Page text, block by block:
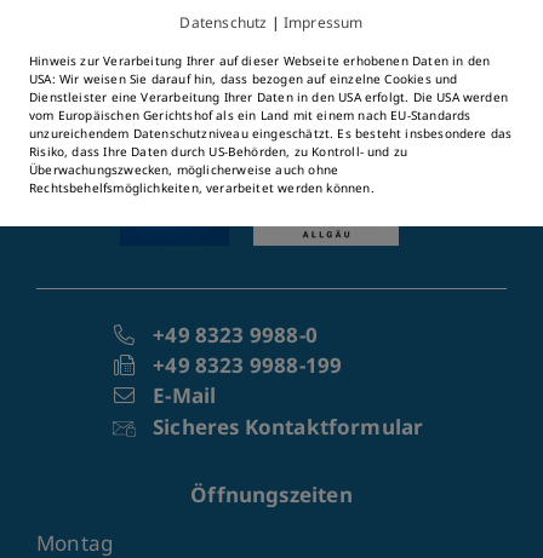
Marienplatz 3-4
87509 Immenstadt i. Allgäu
+49 8323 9988-0
+49 8323 9988-199
E-Mail
Sicheres Kontaktformular
Öffnungszeiten
Montag
Datenschutz | Impressum
Hinweis zur Verarbeitung Ihrer auf dieser Webseite erhobenen Daten in den
USA: Wir weisen Sie darauf hin, dass bezogen auf einzelne Cookies und
Dienstleister eine Verarbeitung Ihrer Daten in den USA erfolgt. Die USA werden
vom Europäischen Gerichtshof als ein Land mit einem nach EU-Standards
unzureichendem Datenschutzniveau eingeschätzt. Es besteht insbesondere das
Risiko, dass Ihre Daten durch US-Behörden, zu Kontroll- und zu
Überwachungszwecken, möglicherweise auch ohne
Rechtsbehelfsmöglichkeiten, verarbeitet werden können.